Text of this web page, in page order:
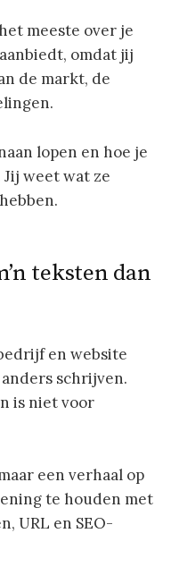
meeste over je
omdat jij
de markt, de
lopen en hoe je
weet wat ze
teksten dan
en website
schrijven.
is niet voor
een verhaal op
te houden met
URL en SEO-